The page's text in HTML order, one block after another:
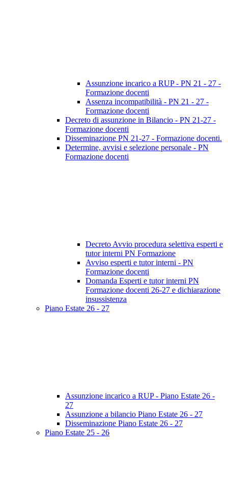
Assunzione incarico a RUP - PN 21 - 27 -
Formazione docenti
Assenza incompatibilità - PN 21 - 27 -
Formazione docenti
Decreto di assunzione in Bilancio - PN 21-27 -
Formazione docenti
Disseminazione PN 21-27 - Formazione docenti.
Determine, avvisi e selezione personale - PN
Formazione docenti
Decreto Avvio procedura selettiva esperti e
tutor interni PN Formazione
Avviso esperti e tutor interni - PN
Formazione docenti
Domanda Esperti e tutor interni PN
Formazione docenti 26-27 e dichiarazione
insussistenza
Piano Estate 26 - 27
Assunzione incarico a RUP - Piano Estate 26 -
27
Assunzione a bilancio Piano Estate 26 - 27
Disseminazione Piano Estate 26 - 27
Piano Estate 25 - 26